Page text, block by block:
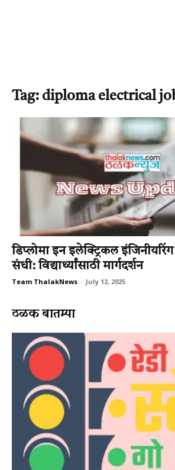
Tag: diploma electrical
डिप्लोमा इन इलेक्ट्रिकल
संधी: विद्यार्थ्यांसाठी मार्गदर्शन
Team ThalakNews - July 12, 2025
ठळक बातम्या